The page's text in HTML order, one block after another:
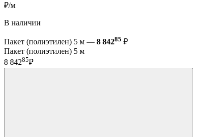
₽/м
В наличии
Пакет (полиэтилен) 5 м — 8 84285 ₽
Пакет (полиэтилен) 5 м
8 84285₽